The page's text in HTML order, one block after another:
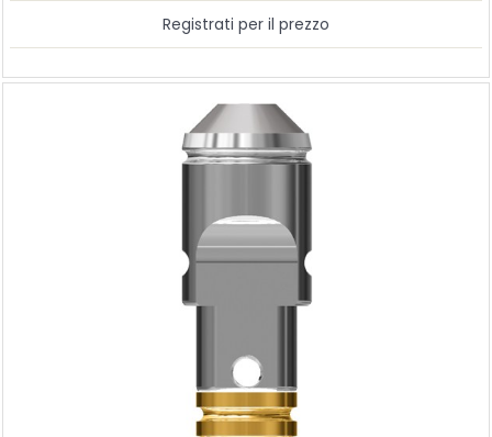
Registrati per il prezzo